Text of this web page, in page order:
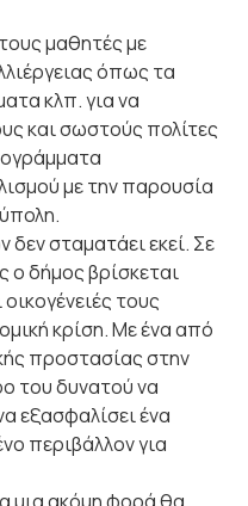
μαθητές με
όπως τα
κλπ. για να
και σωστούς πολίτες
με την παρουσία
σταματάει εκεί. Σε
ο δήμος βρίσκεται
τους
κρίση. Με ένα από
προστασίας στην
του δυνατού να
εξασφαλίσει ένα
περιβάλλον για